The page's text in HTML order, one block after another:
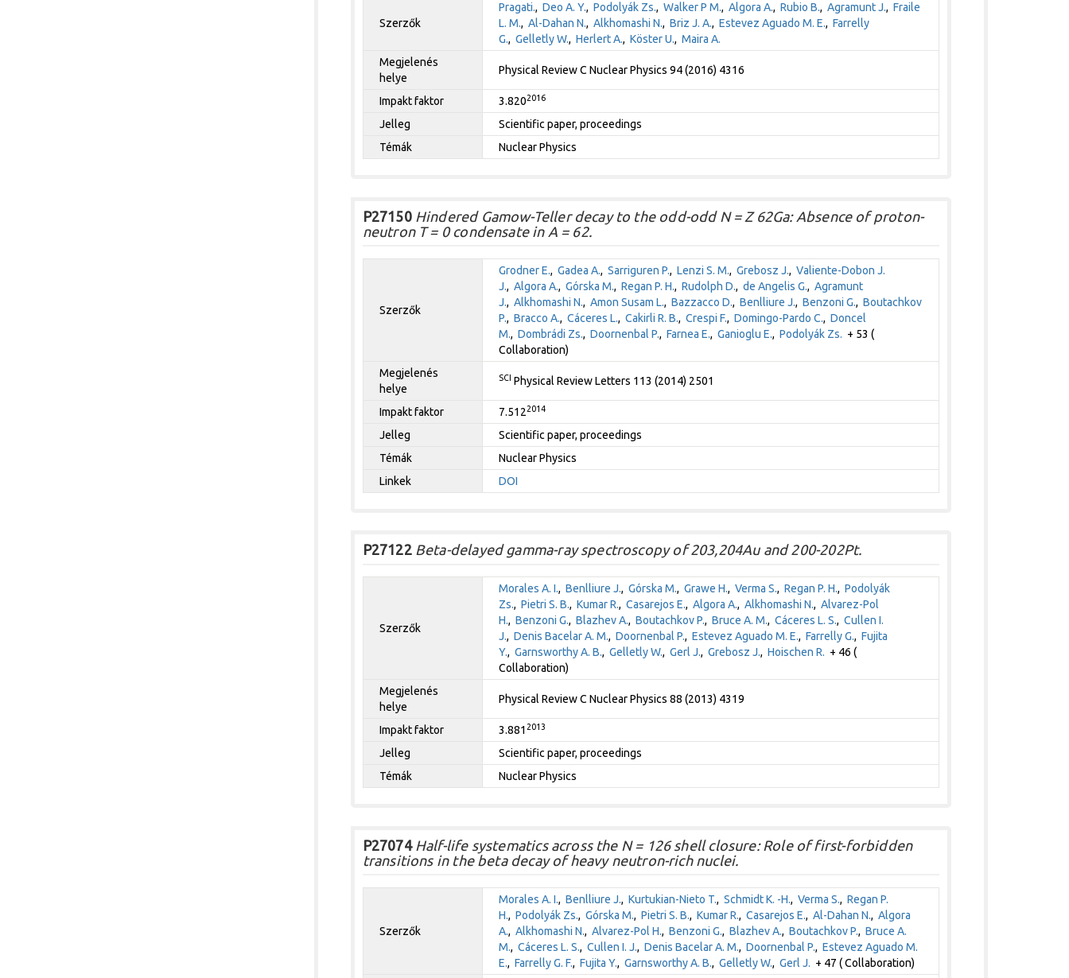
Szerzők
Pragati., Deo A. Y., Podolyák Zs., Walker P M., Algora A., Rubio B., Agramunt J., Fraile
L. M., Al-Dahan N., Alkhomashi N., Briz J. A., Estevez Aguado M. E., Farrelly
G., Gelletly W., Herlert A., Köster U., Maira A.
Megjelenés
helye
Physical Review C Nuclear Physics 94 (2016) 4316
Impakt faktor 3.8202016
Jelleg
Scientific paper, proceedings
Témák
Nuclear Physics
P27150Hindered Gamow-Teller decay to the odd-odd N = Z 62Ga: Absence of proton-
neutron T = 0 condensate in A = 62.
Szerzők
Grodner E., Gadea A., Sarriguren P., Lenzi S. M., Grebosz J., Valiente-Dobon J.
J., Algora A., Górska M., Regan P. H., Rudolph D., de Angelis G., Agramunt
J., Alkhomashi N., Amon Susam L., Bazzacco D., Benlliure J., Benzoni G., Boutachkov
P., Bracco A., Cáceres L., Cakirli R. B., Crespi F., Domingo-Pardo C., Doncel
M., Dombrádi Zs., Doornenbal P., Farnea E., Ganioglu E., Podolyák Zs. + 53 (
Collaboration)
Megjelenés
helye
SCI Physical Review Letters 113 (2014) 2501
Impakt faktor 7.5122014
Jelleg
Scientific paper, proceedings
Témák
Nuclear Physics
Linkek
DOI
P27122Beta-delayed gamma-ray spectroscopy of 203,204Au and 200-202Pt.
Szerzők
Morales A. I., Benlliure J., Górska M., Grawe H., Verma S., Regan P. H., Podolyák
Zs., Pietri S. B., Kumar R., Casarejos E., Algora A., Alkhomashi N., Alvarez-Pol
H., Benzoni G., Blazhev A., Boutachkov P., Bruce A. M., Cáceres L. S., Cullen I.
J., Denis Bacelar A. M., Doornenbal P., Estevez Aguado M. E., Farrelly G., Fujita
Y., Garnsworthy A. B., Gelletly W., Gerl J., Grebosz J., Hoischen R. + 46 (
Collaboration)
Megjelenés
helye
Physical Review C Nuclear Physics 88 (2013) 4319
Impakt faktor 3.881 2013
Jelleg
Scientific paper, proceedings
Témák
Nuclear Physics
P27074Half-life systematics across the N = 126 shell closure: Role of first-forbidden
transitions in the beta decay of heavy neutron-rich nuclei.
Szerzők
Morales A. I., Benlliure J., Kurtukian-Nieto T., Schmidt K. -H., Verma S., Regan P.
H., Podolyák Zs., Górska M., Pietri S. B., Kumar R., Casarejos E., Al-Dahan N., Algora
A., Alkhomashi N., Alvarez-Pol H., Benzoni G., Blazhev A., Boutachkov P., Bruce A.
M., Cáceres L. S., Cullen I. J., Denis Bacelar A. M., Doornenbal P., Estevez Aguado M.
E., Farrelly G. F., Fujita Y., Garnsworthy A. B., Gelletly W., Gerl J. + 47 ( Collaboration)